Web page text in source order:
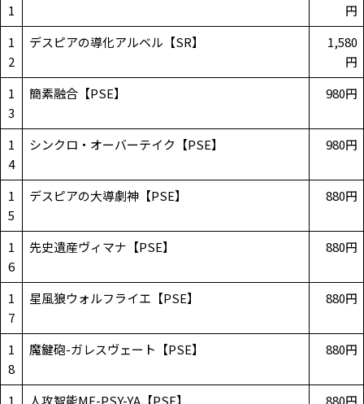
1
円
1
2
デスピアの導化アルベル【SR】
1,580
円
1
3
簡素融合【PSE】 980円
1
4
シンクロ・オーバーテイク【PSE】 980円
1
5
デスピアの大導劇神【PSE】 880円
1
6
先史遺産ヴィマナ【PSE】 880円
1
7
星風狼ウォルフライエ【PSE】 880円
1
8
魔鍵砲-ガレスヴェート【PSE】 880円
1
人攻智能ME-PSY-YA【PSE】 880円